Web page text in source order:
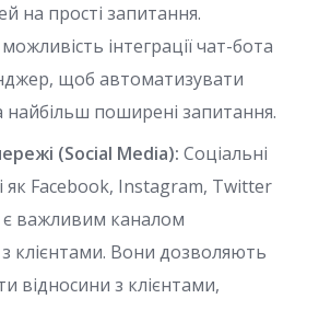
на прості запитання.
інтеграції чат-бота
щоб автоматизувати
найбільш поширені запитання.
(Social Media): Соціальні
як Facebook, Instagram, Twitter
є важливим каналом
з клієнтами. Вони дозволяють
відносини з клієнтами,